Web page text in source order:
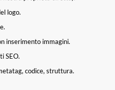
logo.
inserimento immagini.
SEO.
codice, struttura.